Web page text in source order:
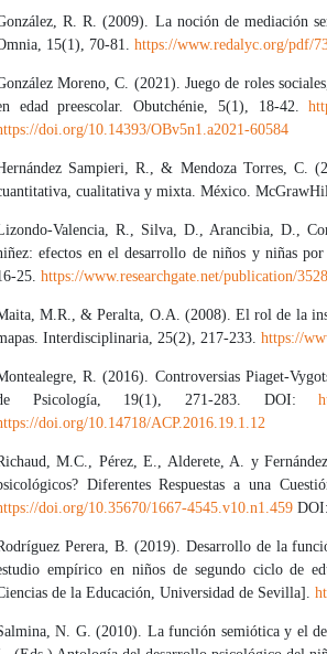
R. R. (2009). La noción de mediación
15(1), 70-81. https://www.redalyc.org/pdf/
Moreno, C. (2021). Juego de roles
edad preescolar. Obutchénie, 5(1), 18-42.
doi.org/10.14393/OBv5n1.a2021-60584
Sampieri, R., & Mendoza Torres, C.
cualitativa y mixta. México.
Valencia, R., Silva, D., Arancibia, D.,
efectos en el desarrollo de niños y niñas
25. https://www.researchgate.net/publication/
M.R., & Peralta, O.A. (2008). El rol de la
Interdisciplinaria, 25(2), 217-233. https://
R. (2016). Controversias Piaget-
Psicología, 19(1), 271-283. DOI:
doi.org/10.14718/ACP.2016.19.1.12
M.C., Pérez, E., Alderete, A. y
Diferentes Respuestas a una
doi.org/10.35670/1667-4545.v10.n1.459DOI:
Perera, B. (2019). Desarrollo de la
empírico en niños de segundo ciclo de
de la Educación, Universidad de Sevilla].
N. G. (2010). La función semiótica y el